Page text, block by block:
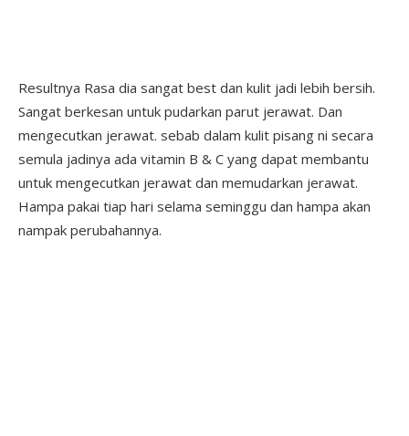
Resultnya Rasa dia sangat best dan kulit jadi lebih bersih.
Sangat berkesan untuk pudarkan parut jerawat. Dan
mengecutkan jerawat. sebab dalam kulit pisang ni secara
semula jadinya ada vitamin B & C yang dapat membantu
untuk mengecutkan jerawat dan memudarkan jerawat.
Hampa pakai tiap hari selama seminggu dan hampa akan
nampak perubahannya.